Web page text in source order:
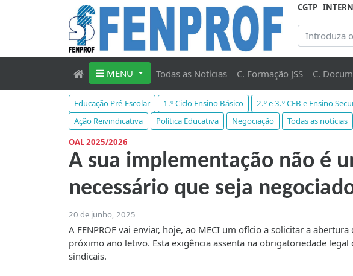
CGTP
MENU Todas as Notícias C. Formação JSS C.
Educação Pré-Escolar 1.º Ciclo Ensino Básico 2.º e 3.º CEB e Ensino
Ação Reivindicativa
Política Educativa Negociação
Todas as notícias
OAL 2025/2026
A sua implementação não é
necessário que seja
20 de junho, 2025
A FENPROF vai enviar, hoje, ao MECI um ofício a solicitar a
próximo ano letivo. Esta exigência assenta na obrigatoriedade
sindicais.